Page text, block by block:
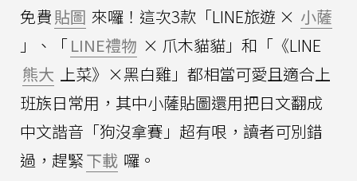
免費貼圖 來囉！這次3款「LINE旅遊 × 小薩
」、「LINE禮物 × 爪木貓貓」和「《LINE
熊大 上菜》×黑白雞」都相當可愛且適合上
班族日常用，其中小薩貼圖還用把日文翻成
中文諧音「狗沒拿賽」超有哏，讀者可別錯
過，趕緊下載 囉。